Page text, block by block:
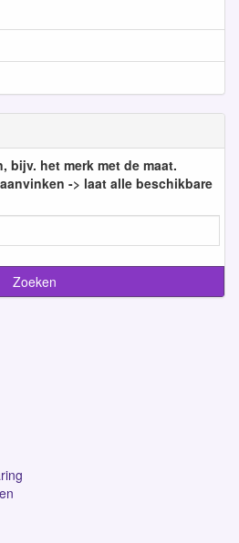
bijv. het merk met de maat.
-> laat alle beschikbare